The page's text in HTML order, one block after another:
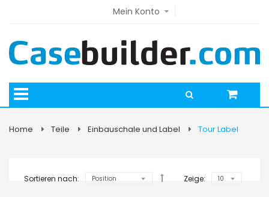
Mein Konto
Home Teile Einbauschale und Label Tour Label
Sortieren nach: Zeige: